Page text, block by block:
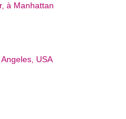
à Manhattan
USA